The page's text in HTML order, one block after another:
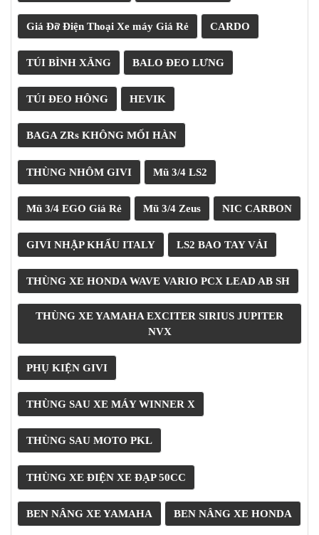
ĐỒ
CHƠI
XE
PHỤ
KIỆN
XSR
155
ÁO
MƯA
GIVI
GĂNG
TAY
MOTO
DƯỠNG
SÊN
BALO
TÚI
ĐEO
GIVI
MOTO
ÁO
GIÁP
MOTO
TAI
GẮN
MŨ
BẢO
HIỂM
Giá Đỡ Điện Thoại Xe máy Giá Rẻ CARDO
TÚI BÌNH XĂNG BALO ĐEO LƯNG
TÚI ĐEO HÔNG HEVIK
BAGA ZRs KHÔNG MỐI HÀN
THÙNG NHÔM GIVI Mũ 3/4 LS2
Mũ 3/4 EGO Giá Rẻ Mũ 3/4 Zeus NIC CARBON
GIVI NHẬP KHẨU ITALY LS2 BAO TAY VẢI
THÙNG XE HONDA WAVE VARIO PCX LEAD AB SH
THÙNG XE YAMAHA EXCITER SIRIUS JUPITER
NVX
PHỤ KIỆN GIVI
THÙNG SAU XE MÁY WINNER X
THÙNG SAU MOTO PKL
THÙNG XE ĐIỆN XE ĐẠP 50CC
BEN NÂNG XE YAMAHA BEN NÂNG XE HONDA